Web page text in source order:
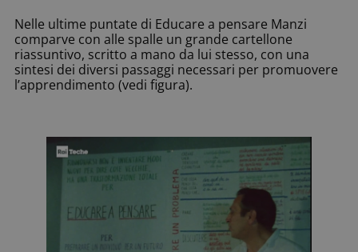
Nelle ultime puntate di Educare a pensare Manzi
comparve con alle spalle un grande cartellone
riassuntivo, scritto a mano da lui stesso, con una
sintesi dei diversi passaggi necessari per promuovere
l’apprendimento (vedi figura).